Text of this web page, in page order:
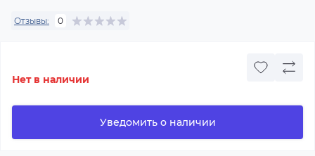
Отзывы: 0
Нет в наличии
Уведомить о наличии